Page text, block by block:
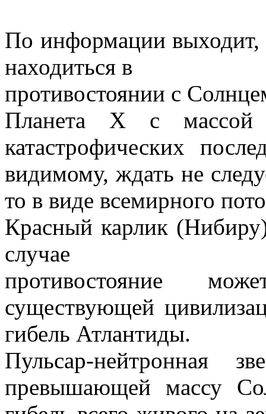
По информации выходит,
находиться в
противостоянии с
Планета Х с
катастрофических
видимому, ждать не
то в виде всемирного
Красный карлик
случае
противостояние
существующей
гибель Атлантиды.
Пульсар-нейтронная
превышающей массу